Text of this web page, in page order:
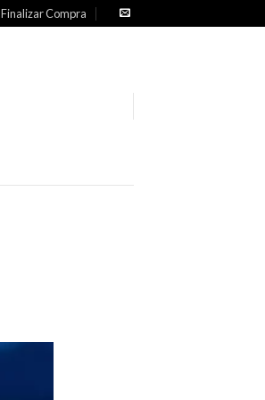
Finalizar Compra